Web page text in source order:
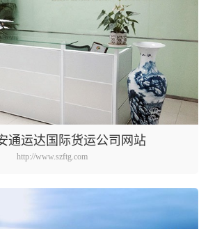
通运达国际货运公司网站
http://www.szftg.com